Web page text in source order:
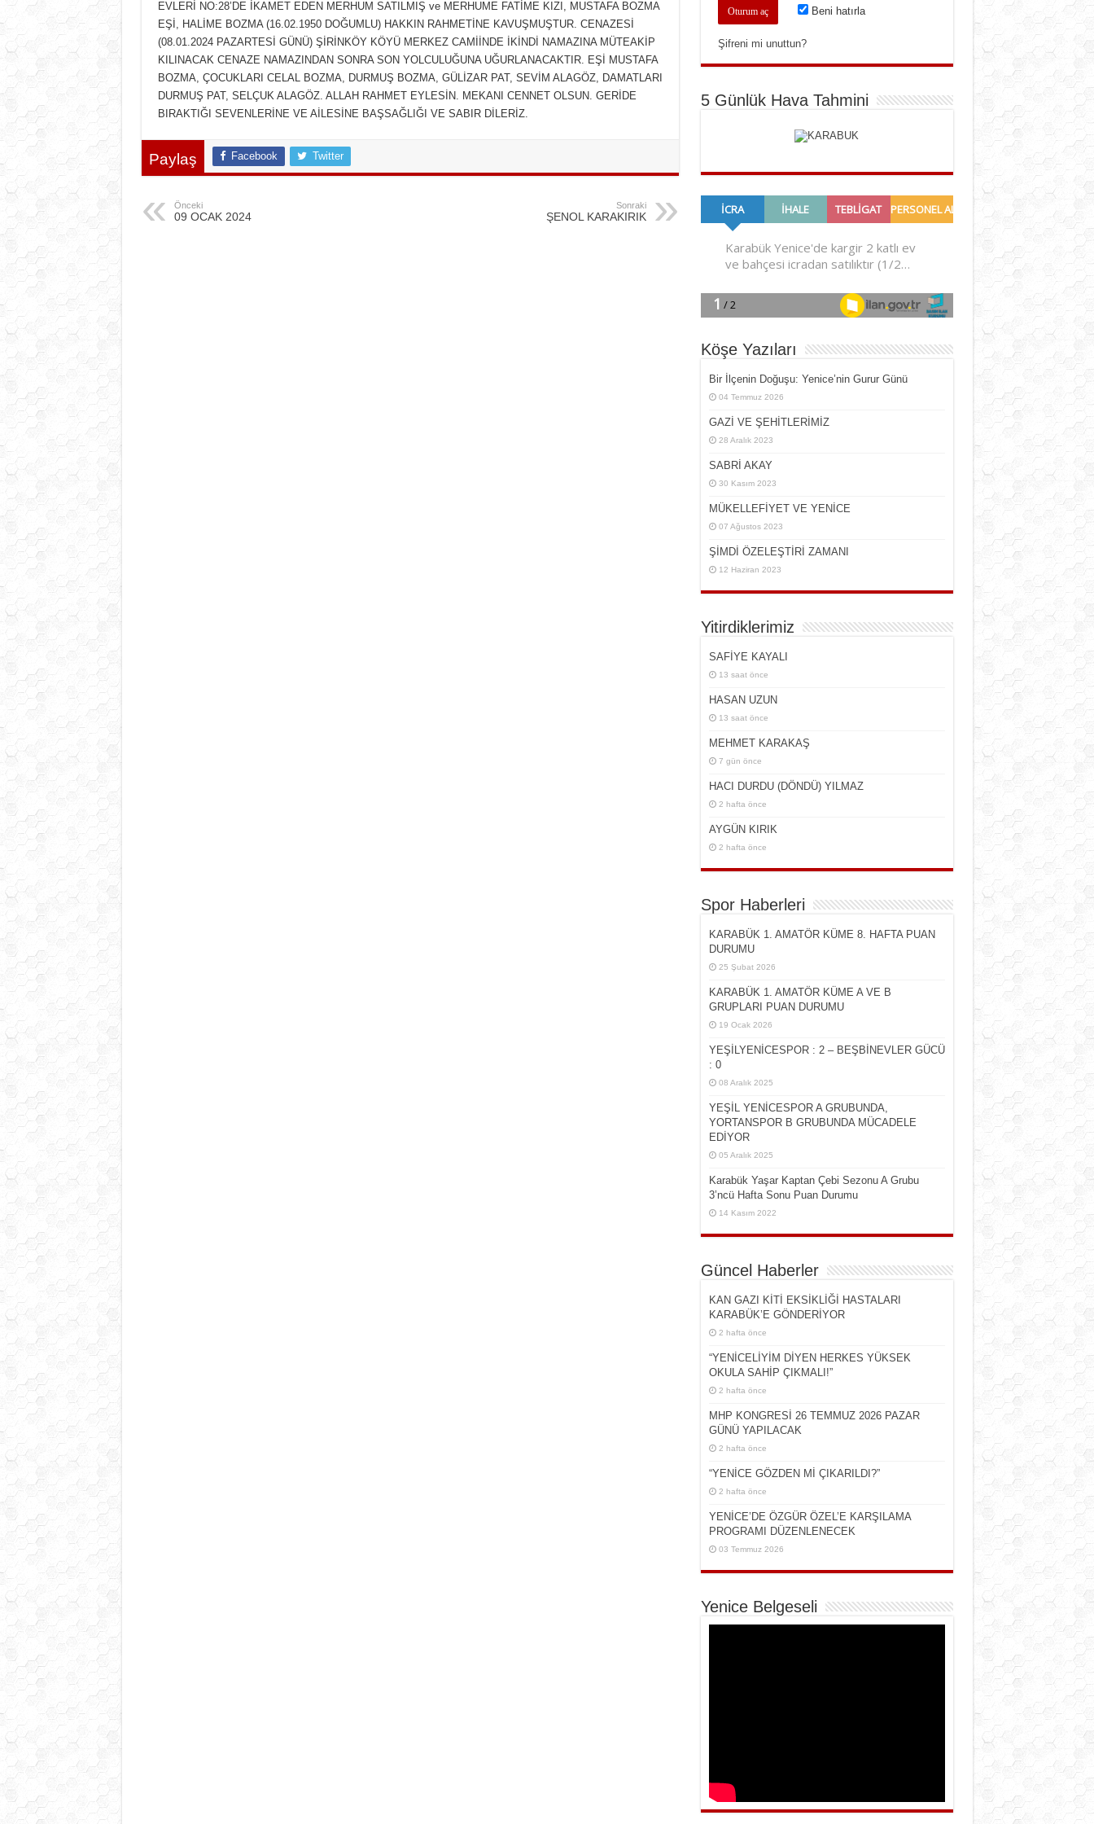
EVLERİ NO:28’DE İKAMET EDEN MERHUM SATILMIŞ ve MERHUME FATİME KIZI, MUSTAFA BOZMA
EŞİ, HALİME BOZMA (16.02.1950 DOĞUMLU) HAKKIN RAHMETİNE KAVUŞMUŞTUR. CENAZESİ
(08.01.2024 PAZARTESİ GÜNÜ) ŞİRİNKÖY KÖYÜ MERKEZ CAMİİNDE İKİNDİ NAMAZINA MÜTEAKİP
KILINACAK CENAZE NAMAZINDAN SONRA SON YOLCULUĞUNA UĞURLANACAKTIR. EŞİ MUSTAFA
BOZMA, ÇOCUKLARI CELAL BOZMA, DURMUŞ BOZMA, GÜLİZAR PAT, SEVİM ALAGÖZ, DAMATLARI
DURMUŞ PAT, SELÇUK ALAGÖZ. ALLAH RAHMET EYLESİN. MEKANI CENNET OLSUN. GERİDE
BIRAKTIĞI SEVENLERİNE VE AİLESİNE BAŞSAĞLIĞI VE SABIR DİLERİZ.
Paylaş Facebook Twitter
Önceki
09 OCAK 2024
Sonraki
ŞENOL KARAKIRIK
Beni hatırla
Şifreni mi unuttun?
5 Günlük Hava Tahmini
Köşe Yazıları
Bir İlçe­nin Do­ğu­şu: Ye­ni­ce’nin Gurur Günü
04 Temmuz 2026
GAZİ VE ŞEHİTLERİMİZ
28 Aralık 2023
SABRİ AKAY
30 Kasım 2023
MÜKELLEFİYET VE YENİCE
07 Ağustos 2023
ŞİMDİ ÖZELEŞTİRİ ZAMANI
12 Haziran 2023
Yitirdiklerimiz
SAFİYE KAYALI
13 saat önce
HASAN UZUN
13 saat önce
MEHMET KARAKAŞ
7 gün önce
HACI DURDU (DÖNDÜ) YILMAZ
2 hafta önce
AYGÜN KIRIK
2 hafta önce
Spor Haberleri
KARABÜK 1. AMATÖR KÜME 8. HAFTA PUAN
DURUMU
25 Şubat 2026
KARABÜK 1. AMATÖR KÜME A VE B
GRUPLARI PUAN DURUMU
19 Ocak 2026
YEŞİLYENİCESPOR : 2 – BEŞBİNEVLER GÜCÜ
: 0
08 Aralık 2025
YEŞİL YENİCESPOR A GRUBUNDA,
YORTANSPOR B GRUBUNDA MÜCADELE
EDİYOR
05 Aralık 2025
Karabük Yaşar Kaptan Çebi Sezonu A Grubu
3’ncü Hafta Sonu Puan Durumu
14 Kasım 2022
Güncel Haberler
KAN GAZI KİTİ EKSİKLİĞİ HASTALARI
KARABÜK’E GÖNDERİYOR
2 hafta önce
“YENİCELİYİM DİYEN HERKES YÜKSEK
OKULA SAHİP ÇIKMALI!”
2 hafta önce
MHP KONGRESİ 26 TEMMUZ 2026 PAZAR
GÜNÜ YAPILACAK
2 hafta önce
“YENİCE GÖZDEN Mİ ÇIKARILDI?”
2 hafta önce
YENİCE’DE ÖZGÜR ÖZEL’E KARŞILAMA
PROGRAMI DÜZENLENECEK
03 Temmuz 2026
Yenice Belgeseli